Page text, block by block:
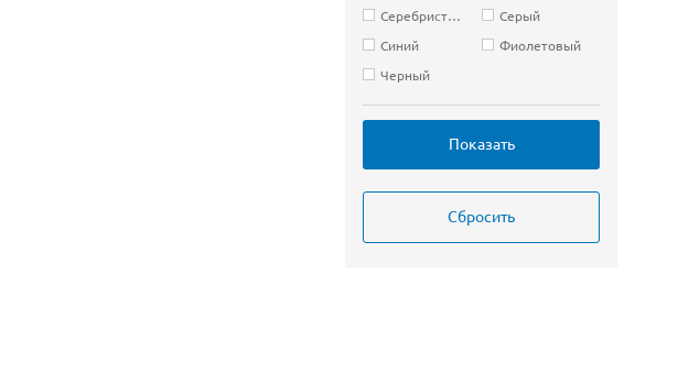
Серебристый
Серый
Синий
Фиолетовый
Черный